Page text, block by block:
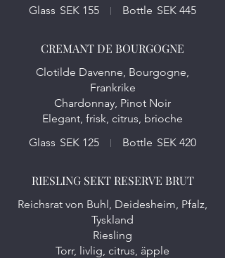
Glass SEK 155 Bottle SEK 445
CREMANT DE BOURGOGNE
Clotilde Davenne, Bourgogne,
Frankrike
Chardonnay, Pinot Noir
Elegant, frisk, citrus, brioche
Glass SEK 125 Bottle SEK 420
RIESLING SEKT RESERVE BRUT
Reichsrat von Buhl, Deidesheim, Pfalz,
Tyskland
Riesling
Torr, livlig, citrus, äpple